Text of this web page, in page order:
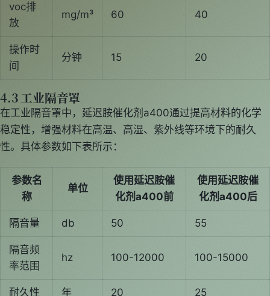
voc排
放
mg/m³ 60 40
操作时
间
分钟 15 20
4.3 工业隔音罩
在工业隔音罩中，延迟胺催化剂a400通过提高材料的化学
稳定性，增强材料在高温、高湿、紫外线等环境下的耐久
性。具体参数如下表所示：
参数名
称
单位
使用延迟胺催
化剂a400前
使用延迟胺催
化剂a400后
隔音量
db 50
55
隔音频
率范围
hz 100-12000 100-15000
耐久性 年 20 25